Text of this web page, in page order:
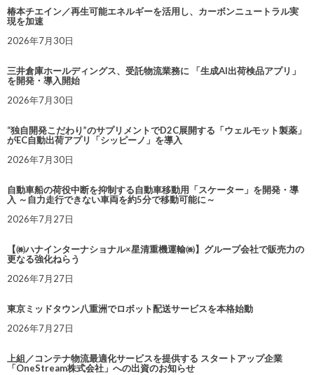
椿本チエイン／再生可能エネルギーを活用し、カーボンニュートラル実
現を加速
2026年7月30日
三井倉庫ホールディングス、受託物流業務に 「生成AI出荷検品アプリ」
を開発・導入開始
2026年7月30日
“独自開発こだわり”のサプリメントでD2C展開する「ウェルモット製薬」
がEC自動出荷アプリ「シッピーノ」を導入
2026年7月30日
自動車船の荷役中断を抑制する自動車移動用「スケーター」を開発・導
入 ～自力走行できない車両を約5分で移動可能に～
2026年7月27日
【㈱ハナインターナショナル×星清重機運輸㈱】グループ会社で販売力の
更なる強化ねらう
2026年7月27日
東京ミッドタウン八重洲でロボット配送サービスを本格始動
2026年7月27日
上組／コンテナ物流最適化サービスを提供する スタートアップ企業
「OneStream株式会社」への出資のお知らせ